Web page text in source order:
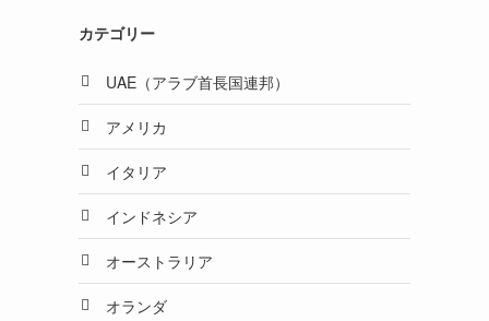
カテゴリー
UAE（アラブ首長国連邦）
アメリカ
イタリア
インドネシア
オーストラリア
オランダ